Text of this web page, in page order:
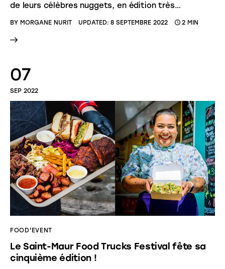
de leurs célèbres nuggets, en édition très…
BY MORGANE NURIT UPDATED: 8 SEPTEMBRE 2022 2 MIN
07
SEP 2022
FOOD'EVENT
Le Saint-Maur Food Trucks Festival fête sa
cinquième édition !